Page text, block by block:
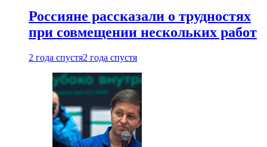
Россияне рассказали о трудностях
при совмещении нескольких работ
2 года спустя2 года спустя